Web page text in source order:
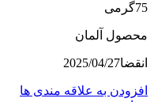
75گرمی
محصول آلمان
انقضا2025/04/27
افزودن به علاقه مندی ها